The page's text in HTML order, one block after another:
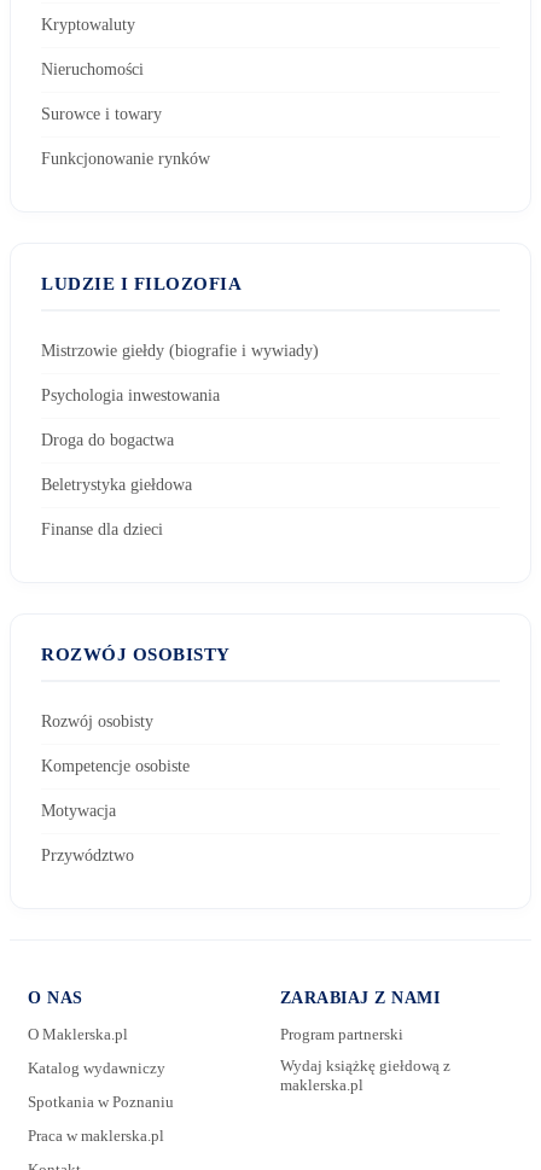
Kryptowaluty
Nieruchomości
Surowce i towary
Funkcjonowanie rynków
LUDZIE I FILOZOFIA
Mistrzowie giełdy (biografie i wywiady)
Psychologia inwestowania
Droga do bogactwa
Beletrystyka giełdowa
Finanse dla dzieci
ROZWÓJ OSOBISTY
Rozwój osobisty
Kompetencje osobiste
Motywacja
Przywództwo
O NAS
O Maklerska.pl
Katalog wydawniczy
Spotkania w Poznaniu
Praca w maklerska.pl
ZARABIAJ Z NAMI
Program partnerski
Wydaj książkę giełdową z
maklerska.pl
E-mail: